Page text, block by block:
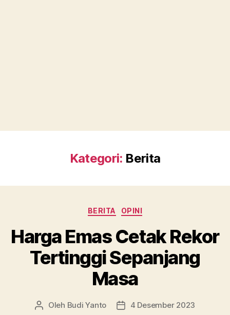
Kategori: Berita
Kategori
BERITA OPINI
Harga Emas Cetak Rekor
Tertinggi Sepanjang
Masa
Penulis
Oleh Budi Yanto
Tanggal
4 Desember 2023